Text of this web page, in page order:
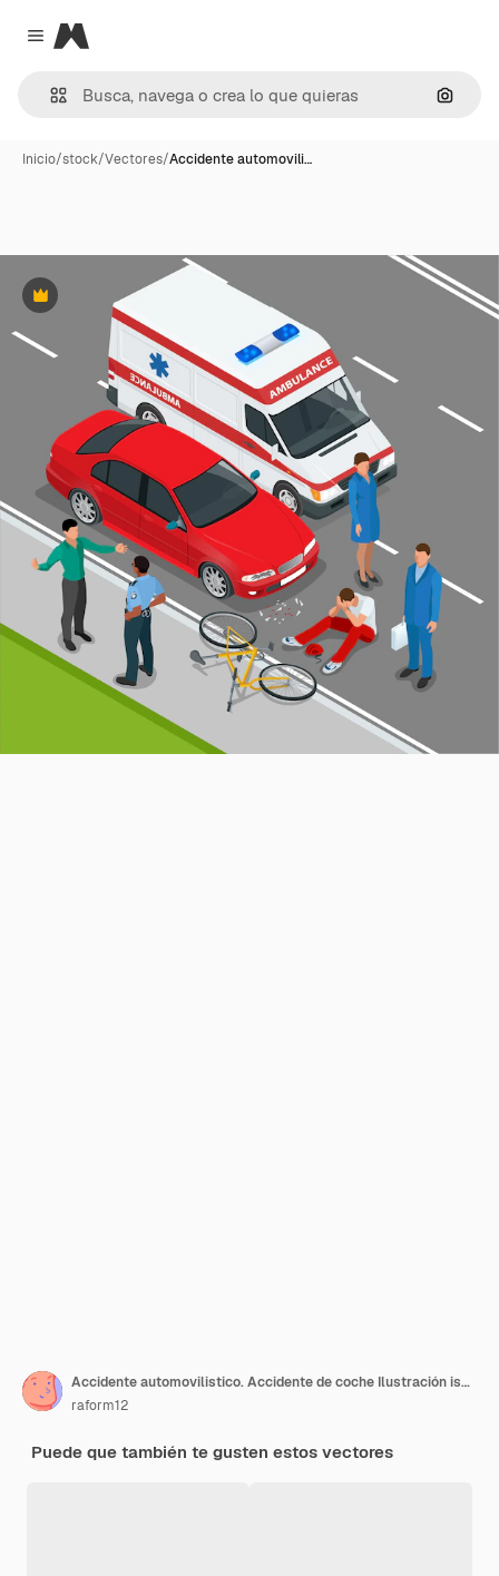
Close menu
Magnific
Inicio/stock/Vectores/Accidente automovili…
Premium
Accidente automovilistico. Accidente de coche Ilustración isométrica de vector plano 3d. Accidente situación vial peligro accidente automovilístico y accidente carretera colisión seguridad transporte de emergencia. Accidente de velocidad peligrosa.
raform12
Puede que también te gusten estos vectores